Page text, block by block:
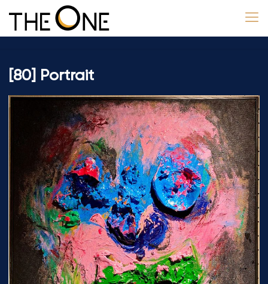
[80] Portrait